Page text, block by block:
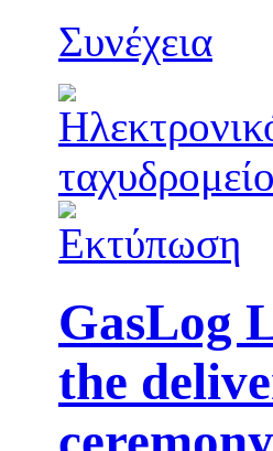
Συνέχεια
GasLog
the